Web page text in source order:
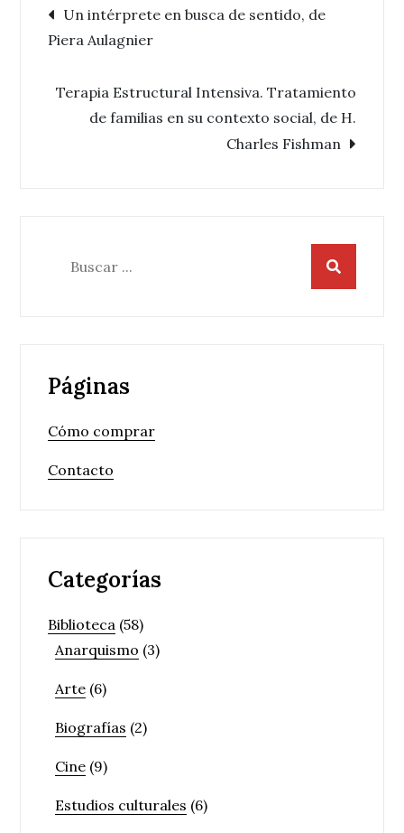
Navegación
de
entradas
Un intérprete en busca de sentido, de
Piera Aulagnier
Terapia Estructural Intensiva. Tratamiento
de familias en su contexto social, de H.
Charles Fishman
Páginas
Cómo comprar
Contacto
Categorías
Biblioteca (58)
Anarquismo (3)
Arte (6)
Biografías (2)
Cine (9)
Estudios culturales (6)